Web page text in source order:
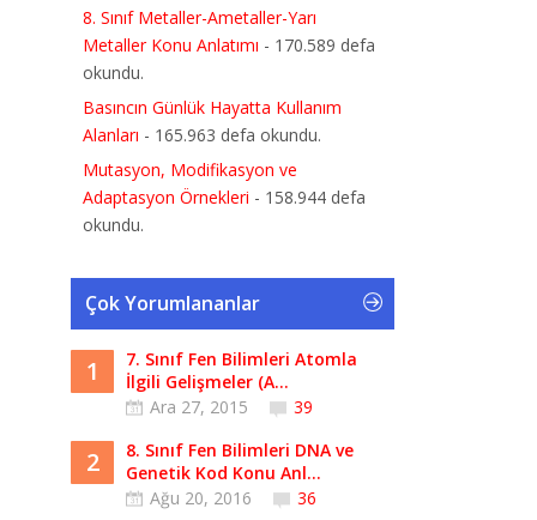
8. Sınıf Metaller-Ametaller-Yarı
Metaller Konu Anlatımı - 170.589 defa
okundu.
Basıncın Günlük Hayatta Kullanım
Alanları - 165.963 defa okundu.
Mutasyon, Modifikasyon ve
Adaptasyon Örnekleri - 158.944 defa
okundu.
Çok Yorumlananlar
1
7. Sınıf Fen Bilimleri Atomla
İlgili Gelişmeler (A...
Ara 27, 2015
39
2
8. Sınıf Fen Bilimleri DNA ve
Genetik Kod Konu Anl...
Ağu 20, 2016
36